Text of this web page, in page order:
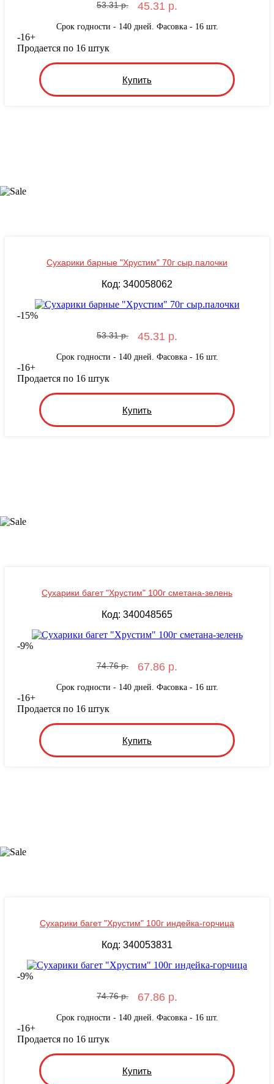
53.31 р. 45.31 р.
Срок годности - 140 дней. Фасовка - 16 шт.
-16+
Купить
Продается по 16 штук
Сухарики барные "Хрустим" 70г сыр.палочки
Код: 340058062
-15%
53.31 р. 45.31 р.
Срок годности - 140 дней. Фасовка - 16 шт.
-16+
Купить
Продается по 16 штук
Сухарики багет "Хрустим" 100г сметана-зелень
Код: 340048565
-9%
74.76 р. 67.86 р.
Срок годности - 140 дней. Фасовка - 16 шт.
-16+
Купить
Продается по 16 штук
Сухарики багет "Хрустим" 100г индейка-горчица
Код: 340053831
-9%
74.76 р. 67.86 р.
Срок годности - 140 дней. Фасовка - 16 шт.
-16+
Купить
Продается по 16 штук